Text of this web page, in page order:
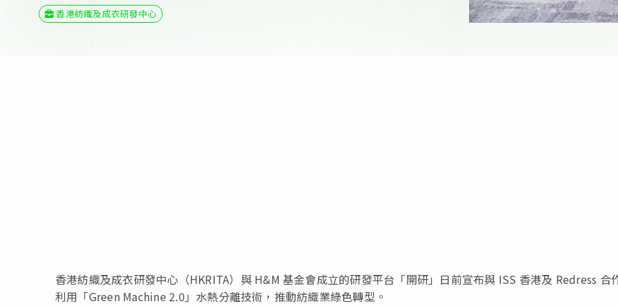
香港紡織及成衣研發中心
香港紡織及成衣研發中心（HKRITA）與 H&M 基金會成立的研發平台「開研」日前宣布與 ISS 香港及 Redress 合
利用「Green Machine 2.0」水熱分離技術，推動紡織業綠色轉型。